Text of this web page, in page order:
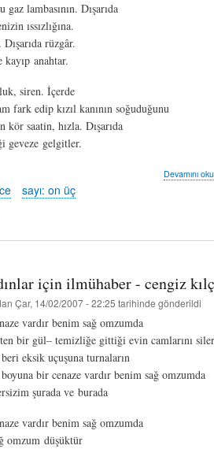
lambasının. Dışarıda
ıssızlığına.
rüzgâr.
anahtar.
siren. İçerde
fark edip kızıl kanının soğuduğunu
kör saatin, hızla. Dışarıda
geveze gelgitler.
çeviri
ersin
Devamını oku
sayı: on üç
için ilmühaber - cengiz
Çar, 14/02/2007 - 22:25 tarihinde gönderildi
vardır benim sağ omzumda
bir gül– temizliğe gittiği evin camlarını
beri eksik uçuşuna turnaların
bir cenaze vardır benim sağ omzumda
şurada ve burada
vardır benim sağ omzumda
omzum düşüktür